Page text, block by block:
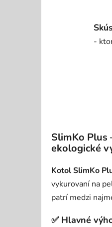
-
SlimKo
ekologické
Kotol SlimKo
vykurovaní na
patrí medzi
✅ Hlavné